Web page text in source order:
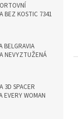
BEZ KOSTIC 7341
BELGRAVIA
NEVYZTUŽENÁ
3D SPACER
EVERY WOMAN